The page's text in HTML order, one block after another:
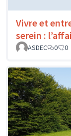
Vivre et
serein :
ASDEC
0 0